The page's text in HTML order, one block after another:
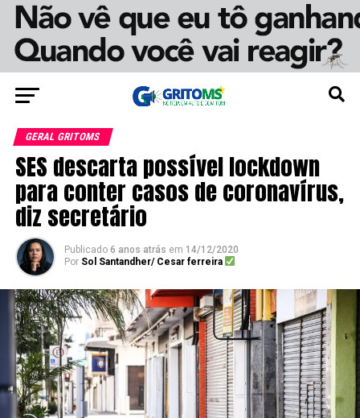
GERAL GRITOMS
SES descarta possível lockdown
para conter casos de coronavírus,
diz secretário
Publicado 6 anos atrás em 14/12/2020
Por Sol Santandher/ Cesar ferreira